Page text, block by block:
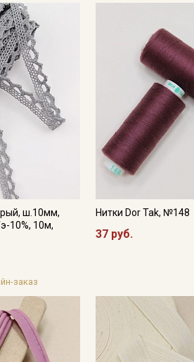
ш.10мм,
10%, 10м,
заказ
Нитки Dor Tak, №148
37 руб.